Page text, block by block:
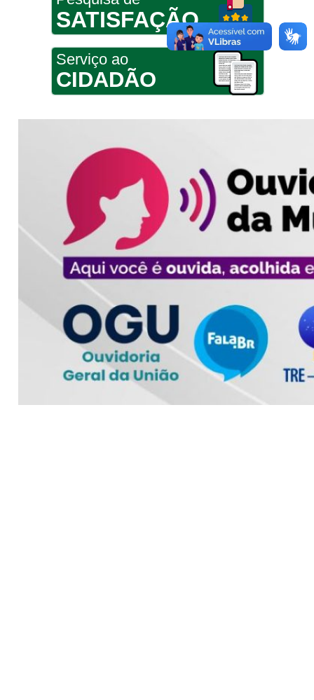
SATISFAÇÃO
Serviço ao
CIDADÃO